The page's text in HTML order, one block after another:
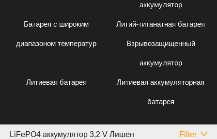
аккумулятор
Батарея с широким
диапазоном температур
Литий-титанатная батарея
Взрывозащищенный
аккумулятор
Литиевая батарея Литиевая аккумуляторная
батарея
LiFePO4 аккумулятор 3,2 V Лишен Filter